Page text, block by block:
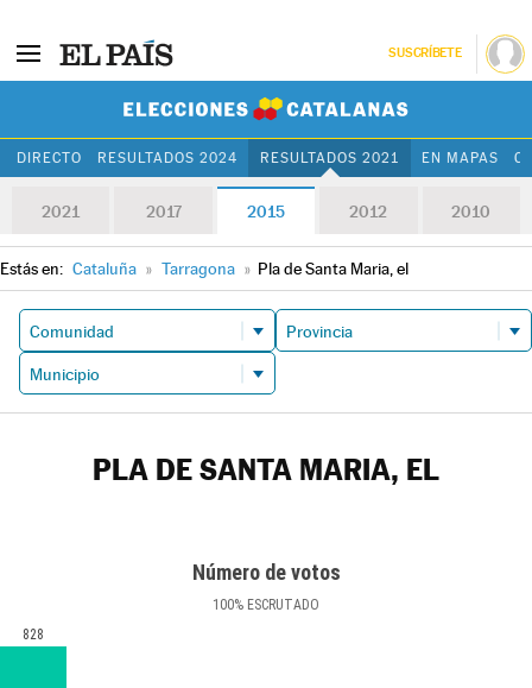
SUSCRÍBETE
DIRECTO RESULTADOS 2024 RESULTADOS 2021 EN MAPAS
2021 2017 2015 2012 2010
Estás en: Cataluña » Tarragona » Pla de Santa Maria, el
PLA DE SANTA MARIA, EL
Número de votos
100% ESCRUTADO
828